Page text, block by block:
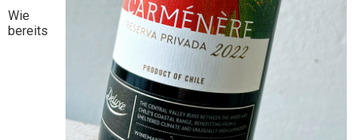
Wie
bereits